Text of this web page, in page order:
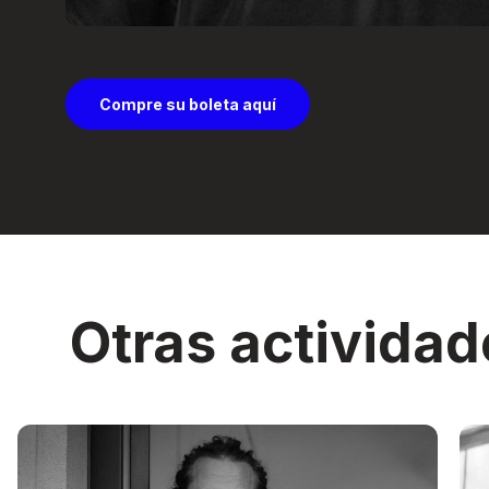
Compre su boleta aquí
Otras